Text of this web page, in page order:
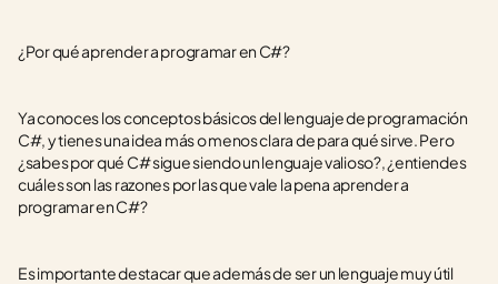
¿Por qué aprender a programar en C#?
Ya conoces los conceptos básicos del lenguaje de programación
C#, y tienes una idea más o menos clara de para qué sirve. Pero
¿sabes por qué C# sigue siendo un lenguaje valioso?, ¿entiendes
cuáles son las razones por las que vale la pena aprender a
programar en C#?
Es importante destacar que además de ser un lenguaje muy útil